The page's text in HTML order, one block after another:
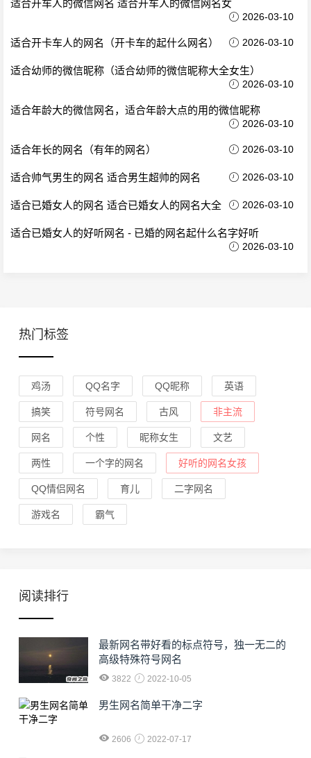
适合开车人的微信网名 适合开车人的微信网名女
2026-03-10
适合开卡车人的网名（开卡车的起什么网名） 2026-03-10
适合幼师的微信昵称（适合幼师的微信昵称大全女生）
2026-03-10
适合年龄大的微信网名，适合年龄大点的用的微信昵称
2026-03-10
适合年长的网名（有年的网名） 2026-03-10
适合帅气男生的网名 适合男生超帅的网名 2026-03-10
适合已婚女人的网名 适合已婚女人的网名大全 2026-03-10
适合已婚女人的好听网名 - 已婚的网名起什么名字好听
2026-03-10
热门标签
鸡汤 QQ名字 QQ昵称 英语
搞笑 符号网名 古风 非主流
网名 个性 昵称女生 文艺
两性 一个字的网名 好听的网名女孩
QQ情侣网名 育儿 二字网名
游戏名 霸气
阅读排行
最新网名带好看的标点符号，独一无二的
高级特殊符号网名
3822 2022-10-05
男生网名简单干净二字
2606 2022-07-17